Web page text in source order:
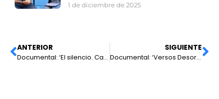
1 de diciembre de 2025
ANTERIOR
Documental: ‘El silencio. Camino a la sabiduría’ de Rosana Navarro
SIGUIENTE
Documental: ‘Versos Desordenados Para Vidas Desordenadas’ de Jesús Águila